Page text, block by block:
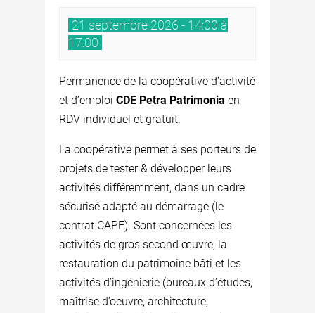
21 septembre 2026 - 14:00 à
17:00
Permanence de la coopérative d’activité
et d’emploi CDE Petra Patrimonia en
RDV individuel et gratuit.
La coopérative permet à ses porteurs de
projets de tester & développer leurs
activités différemment, dans un cadre
sécurisé adapté au démarrage (le
contrat CAPE). Sont concernées les
activités de gros second œuvre, la
restauration du patrimoine bâti et les
activités d’ingénierie (bureaux d’études,
maîtrise d’oeuvre, architecture,